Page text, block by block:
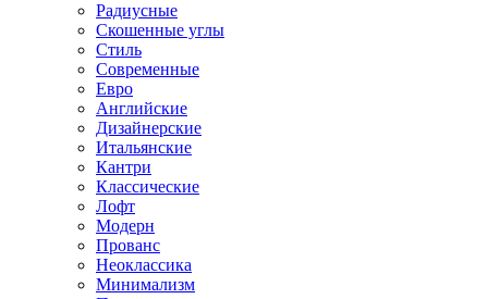
Радиусные
Скошенные углы
Стиль
Современные
Евро
Английские
Дизайнерские
Итальянские
Кантри
Классические
Лофт
Модерн
Прованс
Неоклассика
Минимализм